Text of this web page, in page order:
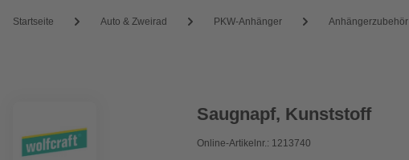
Startseite Auto & Zweirad PKW-Anhänger Anhängerzubehör
Saugnapf, Kunststoff
Online-Artikelnr.: 1213740